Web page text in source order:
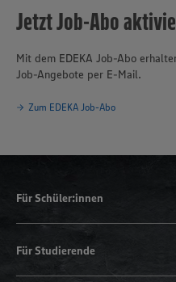
Jetzt Job-Abo
Mit dem EDEKA Job-Abo
Job-Angebote per E-Mail.
Zum EDEKA Job-Abo
Für Schüler:innen
Für Studierende